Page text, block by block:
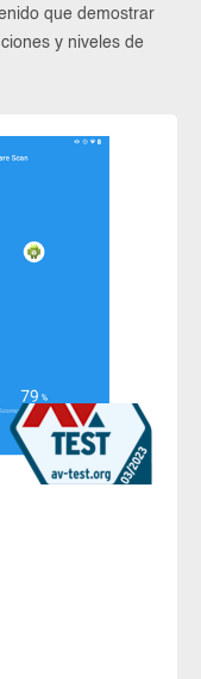
que demostrar
y niveles de